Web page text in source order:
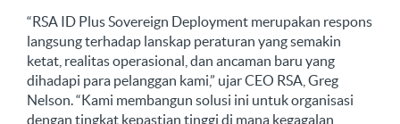
“RSA ID Plus Sovereign Deployment merupakan respons
langsung terhadap lanskap peraturan yang semakin
ketat, realitas operasional, dan ancaman baru yang
dihadapi para pelanggan kami,” ujar CEO RSA, Greg
Nelson. “Kami membangun solusi ini untuk organisasi
dengan tingkat kepastian tinggi di mana kegagalan